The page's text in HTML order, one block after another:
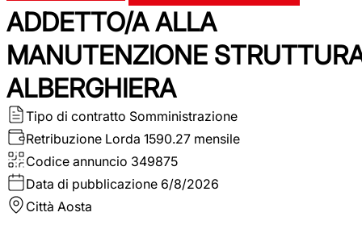
ADDETTO/A ALLA
MANUTENZIONE
ALBERGHIERA
Tipo di contratto Somministrazione
Retribuzione Lorda 1590.27 mensile
Codice annuncio 349875
Data di pubblicazione 6/8/2026
Città Aosta